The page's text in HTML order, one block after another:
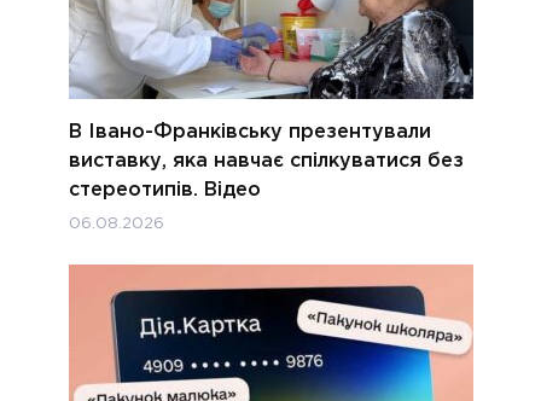
В Івано-Франківську презентували
виставку, яка навчає спілкуватися без
стереотипів. Відео
06.08.2026